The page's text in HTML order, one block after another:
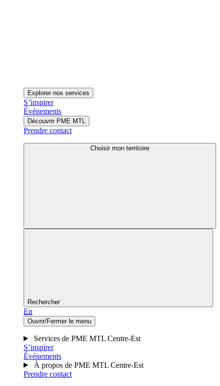
Explorer nos services
S’inspirer
Événements
Découvrir PME MTL
Prendre contact
Choisir mon territoire
Rechercher
En
Ouvrir/Fermer le menu
Services de PME MTL Centre-Est
S’inspirer
Événements
À propos de PME MTL Centre-Est
Prendre contact